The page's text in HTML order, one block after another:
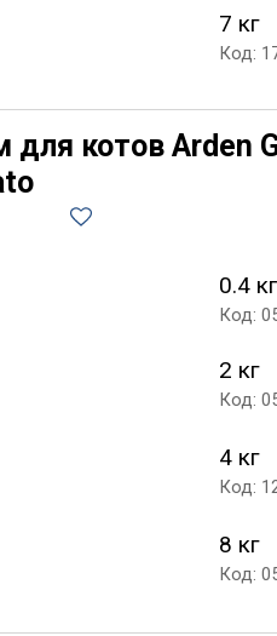
7 кг
Код:
для котов Arden
0.4 кг
Код:
2 кг
Код:
4 кг
Код:
8 кг
Код: